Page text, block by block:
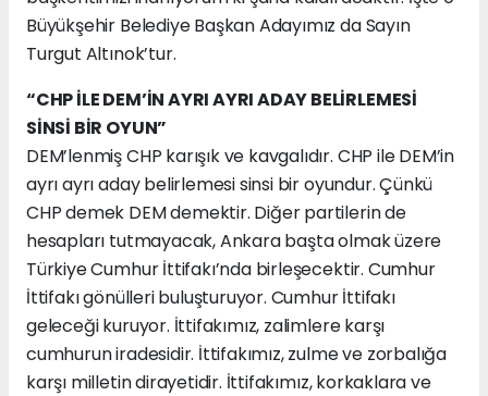
Büyükşehir Belediye Başkan Adayımız da Sayın
Turgut Altınok’tur.
“CHP İLE DEM’İN AYRI AYRI ADAY BELİRLEMESİ
SİNSİ BİR OYUN”
DEM’lenmiş CHP karışık ve kavgalıdır. CHP ile DEM’in
ayrı ayrı aday belirlemesi sinsi bir oyundur. Çünkü
CHP demek DEM demektir. Diğer partilerin de
hesapları tutmayacak, Ankara başta olmak üzere
Türkiye Cumhur İttifakı’nda birleşecektir. Cumhur
İttifakı gönülleri buluşturuyor. Cumhur İttifakı
geleceği kuruyor. İttifakımız, zalimlere karşı
cumhurun iradesidir. İttifakımız, zulme ve zorbalığa
karşı milletin dirayetidir. İttifakımız, korkaklara ve